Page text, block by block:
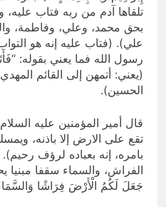
تلقاها آدم من ربه فتاب
بحق محمد، وعلي، وفاطمة،
علي). (فتاب عليه إنه هو
(يعني: أتمهن إلى القائم
الحسين).
قال أمير المؤمنين عليه
تقع على الارض إلا باذنه،
بامره، إنه بعباده لرؤف
الفراش، والسماء سقفا مبنيا
جَعَلَ لَكُمُ الْأَرْضَ فِرَاشًا وَالسَّمَاءَ